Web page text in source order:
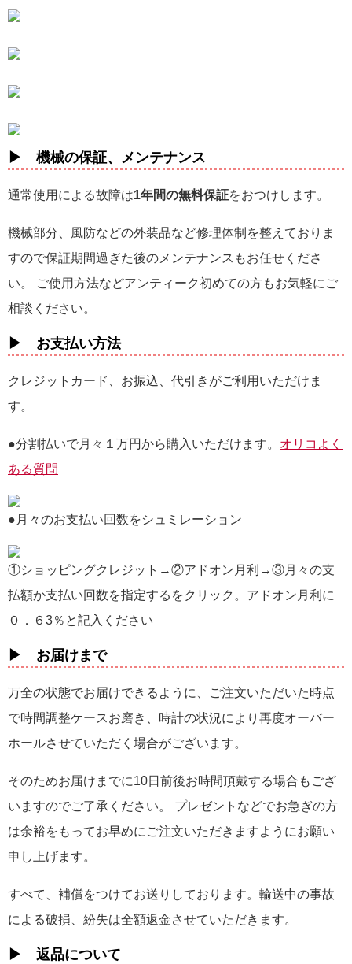
▶ 機械の保証、メンテナンス
通常使用による故障は1年間の無料保証をおつけします。
機械部分、風防などの外装品など修理体制を整えておりま
すので保証期間過ぎた後のメンテナンスもお任せくださ
い。 ご使用方法などアンティーク初めての方もお気軽にご
相談ください。
▶ お支払い方法
クレジットカード、お振込、代引きがご利用いただけま
す。
●分割払いで月々１万円から購入いただけます。 オリコよく
ある質問
●月々のお支払い回数をシュミレーション
①ショッピングクレジット→②アドオン月利→③月々の支
払額か支払い回数を指定するをクリック。アドオン月利に
０．６3％と記入ください
▶ お届けまで
万全の状態でお届けできるように、ご注文いただいた時点
で時間調整ケースお磨き、時計の状況により再度オーバー
ホールさせていただく場合がございます。
そのためお届けまでに10日前後お時間頂戴する場合もござ
いますのでご了承ください。 プレゼントなどでお急ぎの方
は余裕をもってお早めにご注文いただきますようにお願い
申し上げます。
すべて、補償をつけてお送りしております。輸送中の事故
による破損、紛失は全額返金させていただきます。
▶ 返品について